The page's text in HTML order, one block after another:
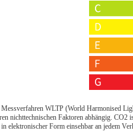
WLTP (World Harmonised
Faktoren abhängig. CO2
Form einsehbar an jedem